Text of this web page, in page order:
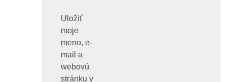
Uložiť
moje
meno, e-
mail a
webovú
stránku v